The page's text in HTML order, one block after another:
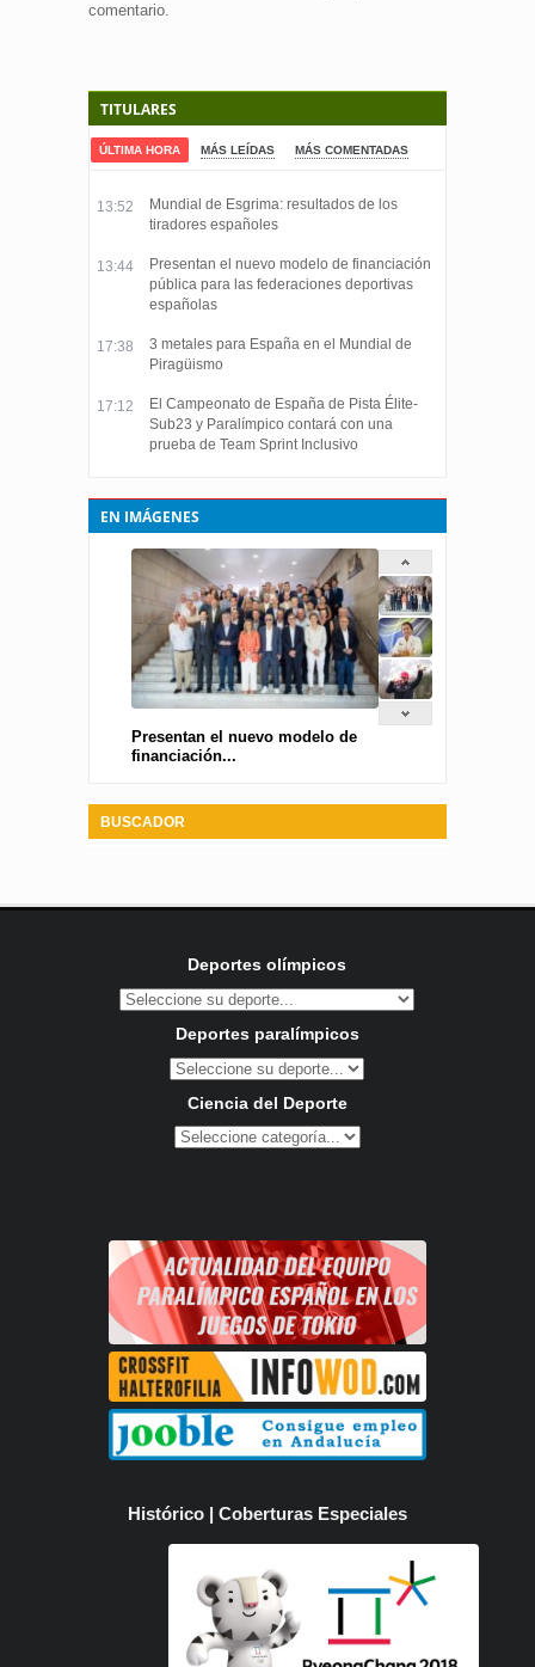
comentario.
TITULARES
ÚLTIMA HORA MÁS LEÍDAS MÁS COMENTADAS
13:52
Mundial de Esgrima: resultados de los
tiradores españoles
13:44
Presentan el nuevo modelo de financiación
pública para las federaciones deportivas
españolas
17:38
3 metales para España en el Mundial de
Piragüismo
17:12
El Campeonato de España de Pista Élite-
Sub23 y Paralímpico contará con una
prueba de Team Sprint Inclusivo
EN IMÁGENES
Presentan el nuevo modelo de
financiación...
BUSCADOR
Deportes olímpicos
Deportes paralímpicos
Ciencia del Deporte
Histórico | Coberturas Especiales